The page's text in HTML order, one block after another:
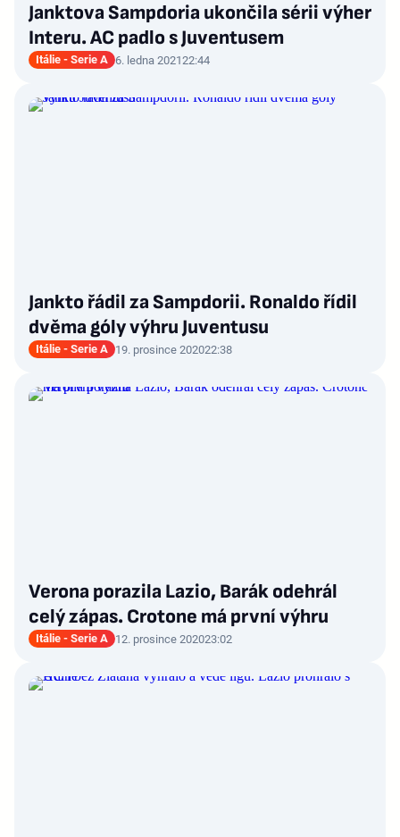
Janktova Sampdoria ukončila sérii výher
Interu. AC padlo s Juventusem
Itálie - Serie A 6. ledna 202122:44
Jankto řádil za Sampdorii. Ronaldo řídil
dvěma góly výhru Juventusu
Itálie - Serie A 19. prosince 202022:38
Verona porazila Lazio, Barák odehrál
celý zápas. Crotone má první výhru
Itálie - Serie A 12. prosince 202023:02